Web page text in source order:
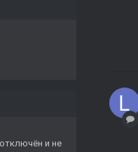
и не